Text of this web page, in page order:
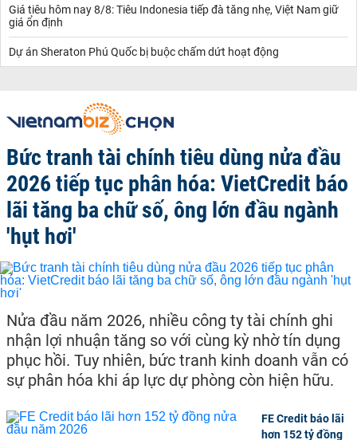
Giá tiêu hôm nay 8/8: Tiêu Indonesia tiếp đà tăng nhẹ, Việt Nam giữ
giá ổn định
Dự án Sheraton Phú Quốc bị buộc chấm dứt hoạt động
Bức tranh tài chính tiêu dùng nửa đầu
2026 tiếp tục phân hóa: VietCredit báo
lãi tăng ba chữ số, ông lớn đầu ngành
'hụt hơi'
Nửa đầu năm 2026, nhiều công ty tài chính ghi
nhận lợi nhuận tăng so với cùng kỳ nhờ tín dụng
phục hồi. Tuy nhiên, bức tranh kinh doanh vẫn có
sự phân hóa khi áp lực dự phòng còn hiện hữu.
FE Credit báo lãi
hơn 152 tỷ đồng